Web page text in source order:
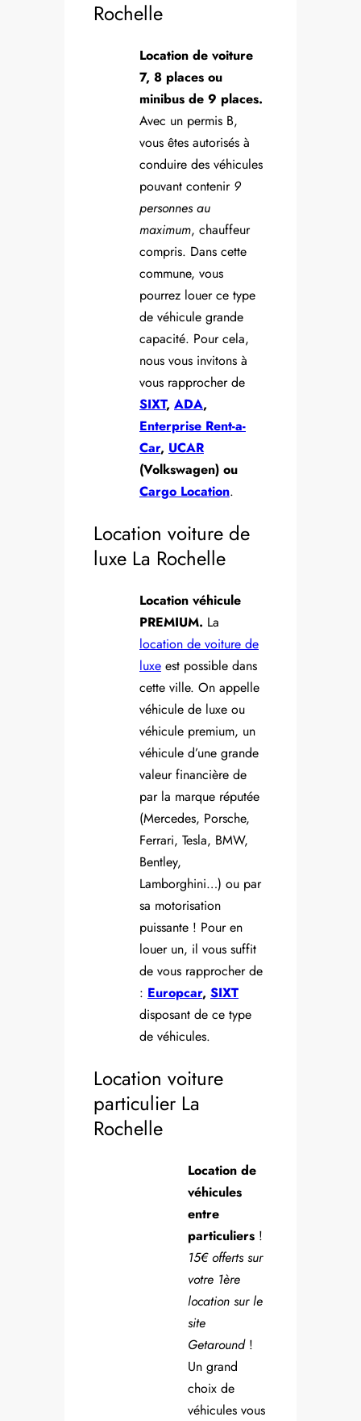
Rochelle
Location de voiture
7, 8 places ou
minibus de 9 places.
Avec un permis B,
vous êtes autorisés à
conduire des véhicules
pouvant contenir 9
personnes au
maximum, chauffeur
compris. Dans cette
commune, vous
pourrez louer ce type
de véhicule grande
capacité. Pour cela,
nous vous invitons à
vous rapprocher de
SIXT, ADA,
Enterprise Rent-a-
Car, UCAR
(Volkswagen) ou
Cargo Location.
Location voiture de
luxe La Rochelle
Location véhicule
PREMIUM. La
location de voiture de
luxe est possible dans
cette ville. On appelle
véhicule de luxe ou
véhicule premium, un
véhicule d’une grande
valeur financière de
par la marque réputée
(Mercedes, Porsche,
Ferrari, Tesla, BMW,
Bentley,
Lamborghini…) ou par
sa motorisation
puissante ! Pour en
louer un, il vous suffit
de vous rapprocher de
: Europcar, SIXT
disposant de ce type
de véhicules.
Location voiture
particulier La
Rochelle
Location de
véhicules
entre
particuliers !
15€ offerts sur
votre 1ère
location sur le
site
Getaround!
Un grand
choix de
véhicules vous